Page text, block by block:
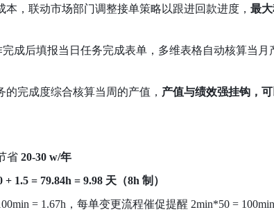
，联动市场部门调整接单策略以跟进回款进度， 最
成后填报当日任务完成表单，多维表格自动核算当月
完成度综合核算当周的产值， 产值与绩效强挂钩，
省 20-30 w/年
+ 1.5 = 79.84h = 9.98 天（8h 制）
= 1.67h，每单变更流程催促提醒 2min*50 =